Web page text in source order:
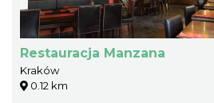
Restauracja Manzana
Kraków
0.12 km